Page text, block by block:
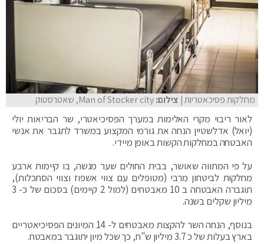
מחלקות פסיכאטריות| צילום:Man of Stocker city, שאטרסטוק
לאור ריבוי מקרי האלימות במערך הפסיכיאטרי, שר הבריאות יולי
(יואל) אדלשטיין הנחה את גורמי המקצוע במשרד לתגבר את אנשי
האבטחה במחלקות הקשות באופן מיידי.
על פי המתווה שאושר, בבית החולים שער מנשה, בו קיימות ארבע
מחלקות לביטחון מרבי (מטופלים עם צווי אשפוז וצווי הסתכלות),
תוגברה האבטחה ב 10 מאבטחים (למול 2 קיימים) בסכום של כ- 3
מיליון שקלים בשנה.
בנוסף, הנחה השר להקצות מאבטחים ל- 14 המיונים הפסיכיאטריים
בארץ בעלות של כ 3.7 מיליון ש"ח, כך שכל מיון יתוגבר במאבטח.